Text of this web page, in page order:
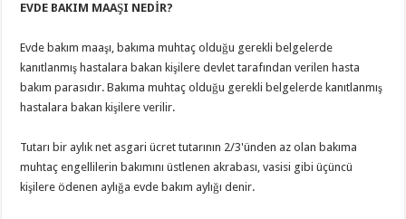
EVDE BAKIM MAAŞI NEDİR?
Evde bakım maaşı, bakıma muhtaç olduğu gerekli belgelerde
kanıtlanmış hastalara bakan kişilere devlet tarafından verilen hasta
bakım parasıdır. Bakıma muhtaç olduğu gerekli belgelerde kanıtlanmış
hastalara bakan kişilere verilir.
Tutarı bir aylık net asgari ücret tutarının 2/3'ünden az olan bakıma
muhtaç engellilerin bakımını üstlenen akrabası, vasisi gibi üçüncü
kişilere ödenen aylığa evde bakım aylığı denir.